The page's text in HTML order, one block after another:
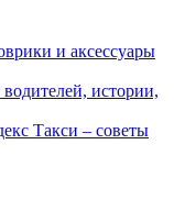
и аксессуары
истории,
Такси – советы